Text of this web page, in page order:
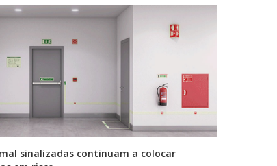
sinalizadas continuam a colocar